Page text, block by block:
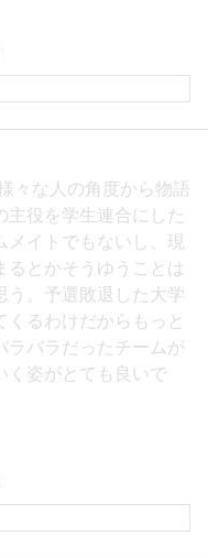
々な人の角度から物語
役を学生連合にした
メイトでもないし、現
るとかそうゆうことは
う。予選敗退した大学
くるわけだからもっと
ラバラだったチームが
く姿がとても良いで